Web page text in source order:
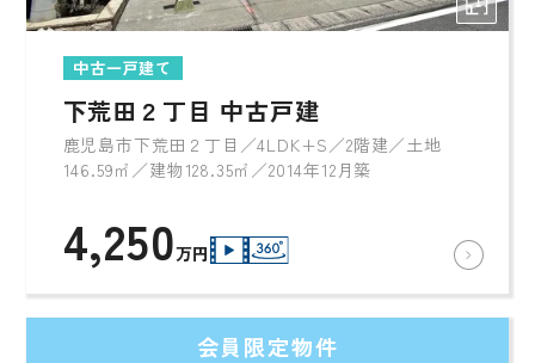
中古一戸建て
下荒田２丁目 中古戸建
鹿児島市下荒田２丁目／4LDK+S／2階建／土地
146.59㎡／建物128.35㎡／2014年12月築
4,250万円
会員限定物件